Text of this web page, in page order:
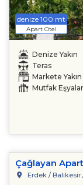
denize 100 mt
Apart Otel
Denize Yakın
Teras
Markete Yakın
Mutfak
Çağlayan
Erdek / Balıkesir